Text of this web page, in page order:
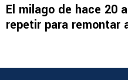
El milago de hace 20
repetir para remontar